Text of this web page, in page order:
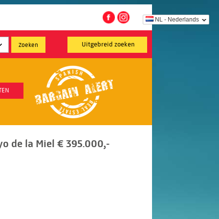
NL - Nederlands
Uitgebreid zoeken
de la Miel € 395.000,-